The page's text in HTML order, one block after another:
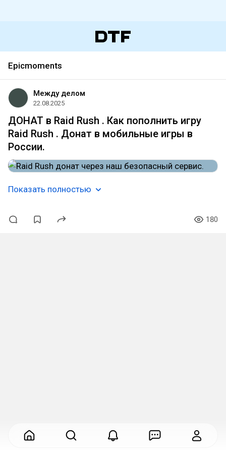
Epicmoments
Между делом
22.08.2025
ДОНАТ в Raid Rush . Как пополнить игру
Raid Rush . Донат в мобильные игры в
России.
Показать полностью
180